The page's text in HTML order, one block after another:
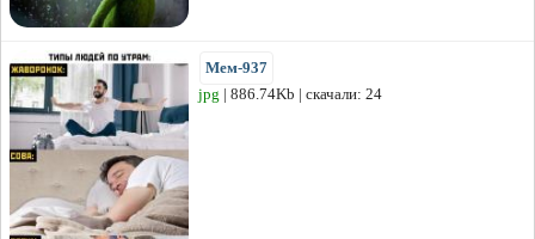
Мем-937
jpg | 886.74Kb | скачали: 24